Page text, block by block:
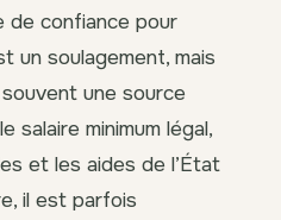
de confiance pour
un soulagement, mais
une source
salaire minimum légal,
et les aides de l’État
il est parfois